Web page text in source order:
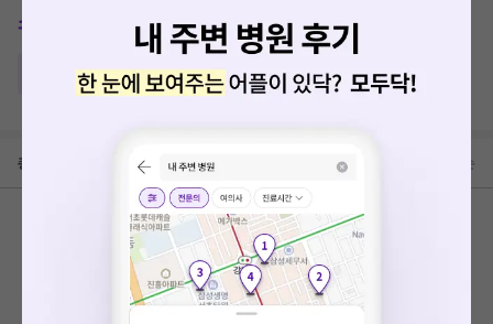
소아과 가격보기
예방접종 영양수액
총 최신순